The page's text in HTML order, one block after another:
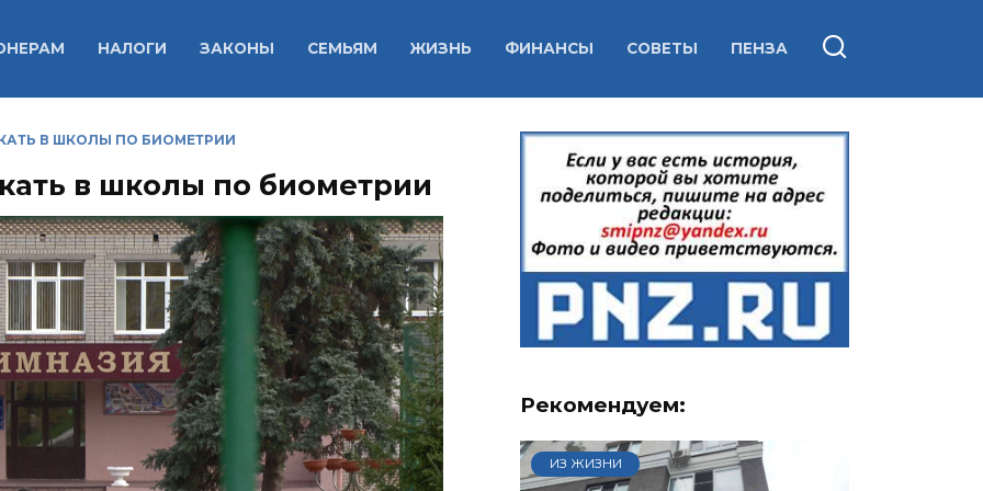
НАЛОГИ ЗАКОНЫ СЕМЬЯМ ЖИЗНЬ ФИНАНСЫ СОВЕТЫ ПЕНЗА
В ШКОЛЫ ПО БИОМЕТРИИ
в школы по биометрии
Рекомендуем:
ИЗ ЖИЗНИ